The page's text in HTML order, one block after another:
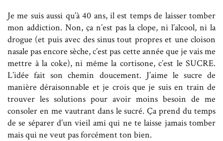
Je me suis aussi qu’à 40 ans, il est temps de laisser tomber
mon addiction. Non, ça n’est pas la clope, ni l’alcool, ni la
drogue (et puis avec des sinus tout propres et une cloison
nasale pas encore sèche, c’est pas cette année que je vais me
mettre à la coke), ni même la cortisone, c’est le SUCRE.
L’idée fait son chemin doucement. J’aime le sucre de
manière déraisonnable et je crois que je suis en train de
trouver les solutions pour avoir moins besoin de me
consoler en me vautrant dans le sucré. Ça prend du temps
de se séparer d’un vieil ami qui ne te laisse jamais tomber
mais qui ne veut pas forcément ton bien.